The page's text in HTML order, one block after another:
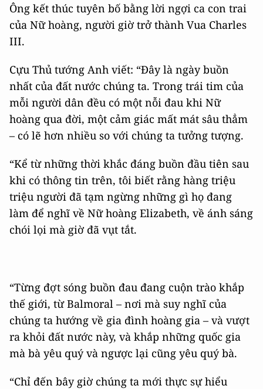
Ông kết thúc tuyên bố bằng lời ngợi ca con trai
của Nữ hoàng, người giờ trở thành Vua Charles
III.
Cựu Thủ tướng Anh viết: “Đây là ngày buồn
nhất của đất nước chúng ta. Trong trái tim của
mỗi người dân đều có một nỗi đau khi Nữ
hoàng qua đời, một cảm giác mất mát sâu thẳm
– có lẽ hơn nhiều so với chúng ta tưởng tượng.
“Kể từ những thời khắc đáng buồn đầu tiên sau
khi có thông tin trên, tôi biết rằng hàng triệu
triệu người đã tạm ngừng những gì họ đang
làm để nghĩ về Nữ hoàng Elizabeth, về ánh sáng
chói lọi mà giờ đã vụt tắt.
“Từng đợt sóng buồn đau đang cuộn trào khắp
thế giới, từ Balmoral – nơi mà suy nghĩ của
chúng ta hướng về gia đình hoàng gia – và vượt
ra khỏi đất nước này, và khắp những quốc gia
mà bà yêu quý và ngược lại cũng yêu quý bà.
“Chỉ đến bây giờ chúng ta mới thực sự hiểu